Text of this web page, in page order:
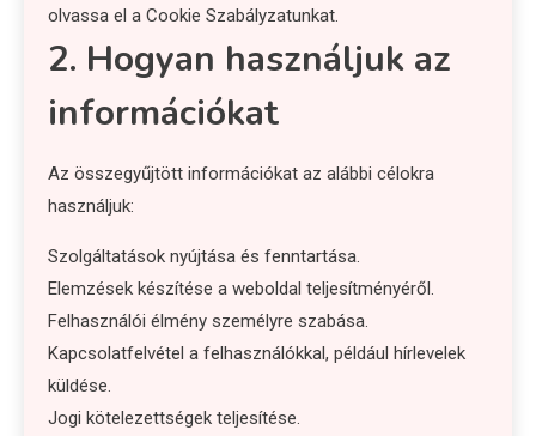
olvassa el a Cookie Szabályzatunkat.
2. Hogyan használjuk az
információkat
Az összegyűjtött információkat az alábbi célokra
használjuk:
Szolgáltatások nyújtása és fenntartása.
Elemzések készítése a weboldal teljesítményéről.
Felhasználói élmény személyre szabása.
Kapcsolatfelvétel a felhasználókkal, például hírlevelek
küldése.
Jogi kötelezettségek teljesítése.